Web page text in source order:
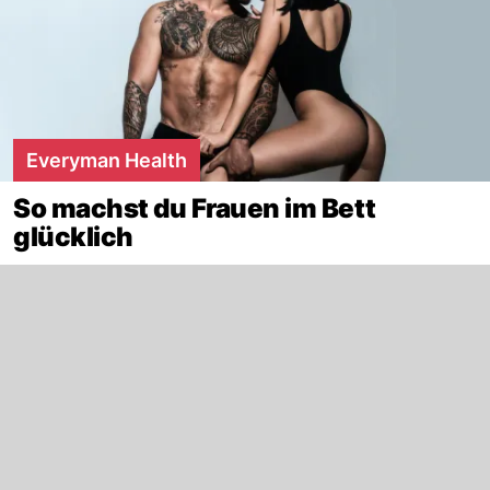
Everyman Health
So machst du Frauen im Bett
glücklich